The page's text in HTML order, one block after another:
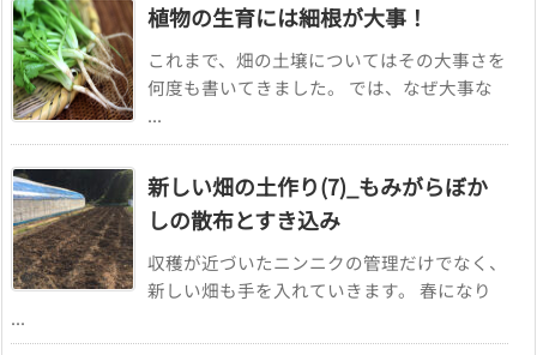
植物の生育には細根が大事！
これまで、畑の土壌についてはその大事さを
何度も書いてきました。 では、なぜ大事な
...
新しい畑の土作り(7)_もみがらぼか
しの散布とすき込み
収穫が近づいたニンニクの管理だけでなく、
新しい畑も手を入れていきます。 春になり
...